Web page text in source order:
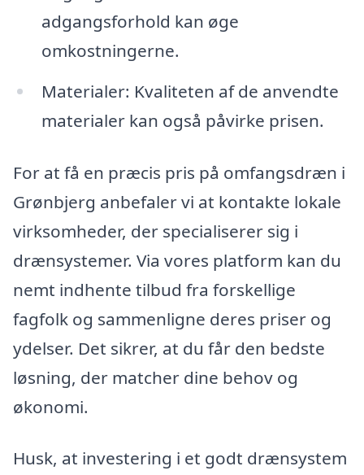
adgangsforhold kan øge
omkostningerne.
Materialer: Kvaliteten af de anvendte
materialer kan også påvirke prisen.
For at få en præcis pris på omfangsdræn i
Grønbjerg anbefaler vi at kontakte lokale
virksomheder, der specialiserer sig i
drænsystemer. Via vores platform kan du
nemt indhente tilbud fra forskellige
fagfolk og sammenligne deres priser og
ydelser. Det sikrer, at du får den bedste
løsning, der matcher dine behov og
økonomi.
Husk, at investering i et godt drænsystem